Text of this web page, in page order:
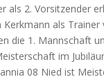
als 2. Vorsitzender
Kerkmann als
die 1. Mannschaft
im
08 Nied ist